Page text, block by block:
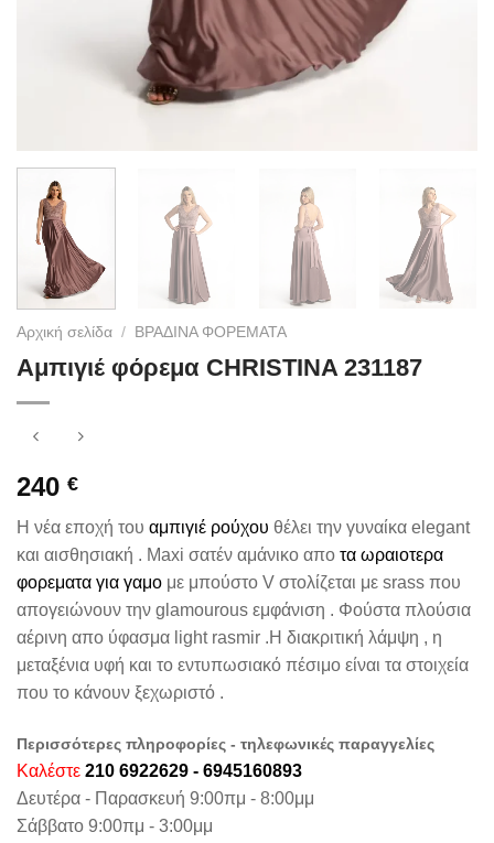
Αρχική σελίδα / ΒΡΑΔΙΝΑ ΦΟΡΕΜΑΤΑ
Αμπιγιέ φόρεμα CHRISTINA 231187
240 €
Η νέα εποχή του αμπιγιέ ρούχου θέλει την γυναίκα elegant
και αισθησιακή . Maxi σατέν αμάνικο απο τα ωραιοτερα
φορεματα για γαμο με μπούστο V στολίζεται με srass που
απογειώνουν την glamourous εμφάνιση . Φούστα πλούσια
αέρινη απο ύφασμα light rasmir .Η διακριτική λάμψη , η
μεταξένια υφή και το εντυπωσιακό πέσιμο είναι τα στοιχεία
που το κάνουν ξεχωριστό .
Περισσότερες πληροφορίες - τηλεφωνικές παραγγελίες
Καλέστε 210 6922629 - 6945160893
Δευτέρα - Παρασκευή 9:00πμ - 8:00μμ
Σάββατο 9:00πμ - 3:00μμ